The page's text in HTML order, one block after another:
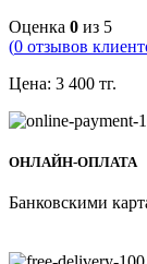
Оценка 0 из 5
(0 отзывов
Цена: 3 400 тг.
ОНЛАЙН-ОПЛАТА
Банковскими